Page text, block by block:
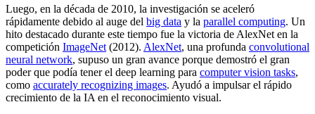
Luego, en la década de 2010, la investigación se aceleró
rápidamente debido al auge del big data y la parallel computing. Un
hito destacado durante este tiempo fue la victoria de AlexNet en la
competición ImageNet (2012). AlexNet, una profunda convolutional
neural network, supuso un gran avance porque demostró el gran
poder que podía tener el deep learning para computer vision tasks,
como accurately recognizing images. Ayudó a impulsar el rápido
crecimiento de la IA en el reconocimiento visual.